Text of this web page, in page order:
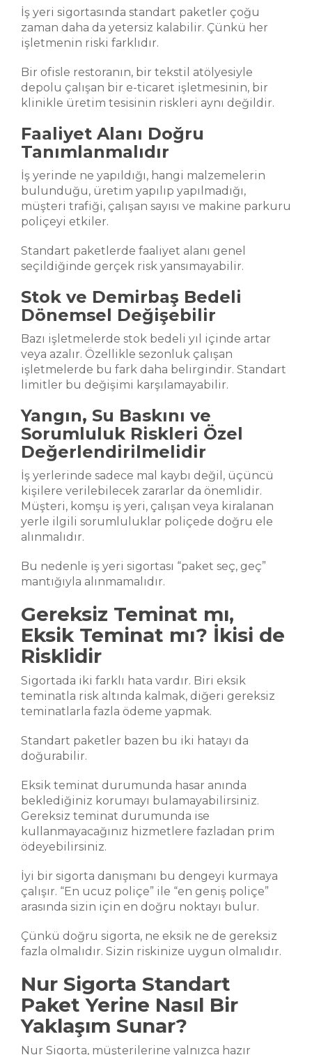
İş yeri sigortasında standart paketler çoğu
zaman daha da yetersiz kalabilir. Çünkü her
işletmenin riski farklıdır.
Bir ofisle restoranın, bir tekstil atölyesiyle
depolu çalışan bir e-ticaret işletmesinin, bir
klinikle üretim tesisinin riskleri aynı değildir.
Faaliyet Alanı Doğru
Tanımlanmalıdır
İş yerinde ne yapıldığı, hangi malzemelerin
bulunduğu, üretim yapılıp yapılmadığı,
müşteri trafiği, çalışan sayısı ve makine parkuru
poliçeyi etkiler.
Standart paketlerde faaliyet alanı genel
seçildiğinde gerçek risk yansımayabilir.
Stok ve Demirbaş Bedeli
Dönemsel Değişebilir
Bazı işletmelerde stok bedeli yıl içinde artar
veya azalır. Özellikle sezonluk çalışan
işletmelerde bu fark daha belirgindir. Standart
limitler bu değişimi karşılamayabilir.
Yangın, Su Baskını ve
Sorumluluk Riskleri Özel
Değerlendirilmelidir
İş yerlerinde sadece mal kaybı değil, üçüncü
kişilere verilebilecek zararlar da önemlidir.
Müşteri, komşu iş yeri, çalışan veya kiralanan
yerle ilgili sorumluluklar poliçede doğru ele
alınmalıdır.
Bu nedenle iş yeri sigortası “paket seç, geç”
mantığıyla alınmamalıdır.
Gereksiz Teminat mı,
Eksik Teminat mı? İkisi de
Risklidir
Sigortada iki farklı hata vardır. Biri eksik
teminatla risk altında kalmak, diğeri gereksiz
teminatlarla fazla ödeme yapmak.
Standart paketler bazen bu iki hatayı da
doğurabilir.
Eksik teminat durumunda hasar anında
beklediğiniz korumayı bulamayabilirsiniz.
Gereksiz teminat durumunda ise
kullanmayacağınız hizmetlere fazladan prim
ödeyebilirsiniz.
İyi bir sigorta danışmanı bu dengeyi kurmaya
çalışır. “En ucuz poliçe” ile “en geniş poliçe”
arasında sizin için en doğru noktayı bulur.
Çünkü doğru sigorta, ne eksik ne de gereksiz
fazla olmalıdır. Sizin riskinize uygun olmalıdır.
Nur Sigorta Standart
Paket Yerine Nasıl Bir
Yaklaşım Sunar?
Nur Sigorta, müşterilerine yalnızca hazır